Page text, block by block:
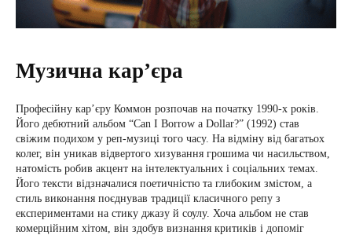
Музична карʼєра
Професійну кар’єру Коммон розпочав на початку 1990-х років.
Його дебютний альбом “Can I Borrow a Dollar?” (1992) став
свіжим подихом у реп-музиці того часу. На відміну від багатьох
колег, він уникав відвертого хизування грошима чи насильством,
натомість робив акцент на інтелектуальних і соціальних темах.
Його тексти відзначалися поетичністю та глибоким змістом, а
стиль виконання поєднував традиції класичного репу з
експериментами на стику джазу й соулу. Хоча альбом не став
комерційним хітом, він здобув визнання критиків і допоміг